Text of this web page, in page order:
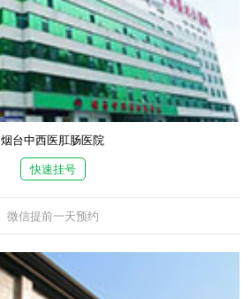
烟台中西医肛肠医院
快速挂号
微信提前一天预约